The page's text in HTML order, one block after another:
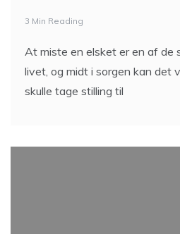
3 Min Reading
At miste en elsket er en af de
livet, og midt i sorgen kan
skulle tage stilling til